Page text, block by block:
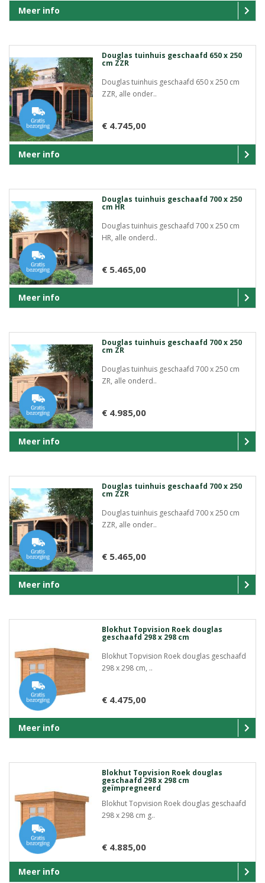
Meer info
Douglas tuinhuis geschaafd 650 x 250
cm ZZR
Douglas tuinhuis geschaafd 650 x 250 cm
ZZR, alle onder..
€ 4.745,00
Meer info
Douglas tuinhuis geschaafd 700 x 250
cm HR
Douglas tuinhuis geschaafd 700 x 250 cm
HR, alle onderd..
€ 5.465,00
Meer info
Douglas tuinhuis geschaafd 700 x 250
cm ZR
Douglas tuinhuis geschaafd 700 x 250 cm
ZR, alle onderd..
€ 4.985,00
Meer info
Douglas tuinhuis geschaafd 700 x 250
cm ZZR
Douglas tuinhuis geschaafd 700 x 250 cm
ZZR, alle onder..
€ 5.465,00
Meer info
Blokhut Topvision Roek douglas
geschaafd 298 x 298 cm
Blokhut Topvision Roek douglas geschaafd
298 x 298 cm, ..
€ 4.475,00
Meer info
Blokhut Topvision Roek douglas
geschaafd 298 x 298 cm
geïmpregneerd
Blokhut Topvision Roek douglas geschaafd
298 x 298 cm g..
€ 4.885,00
Meer info